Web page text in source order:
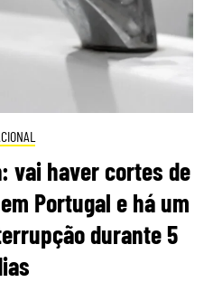
vai haver cortes de
Portugal e há um
durante 5